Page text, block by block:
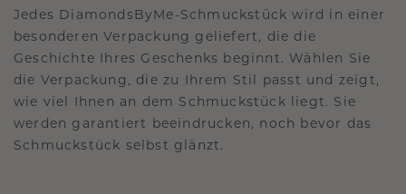
Jedes DiamondsByMe-Schmuckstück wird in einer
besonderen Verpackung geliefert, die die
Geschichte Ihres Geschenks beginnt. Wählen Sie
die Verpackung, die zu Ihrem Stil passt und zeigt,
wie viel Ihnen an dem Schmuckstück liegt. Sie
werden garantiert beeindrucken, noch bevor das
Schmuckstück selbst glänzt.